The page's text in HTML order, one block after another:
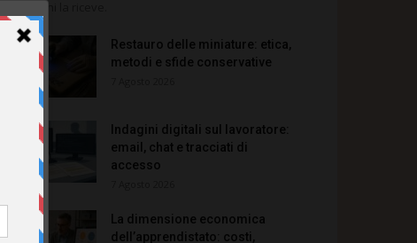
Restauro delle miniature: etica,
metodi e sfide conservative
Indagini digitali sul lavoratore:
email, chat e tracciati di
accesso
La dimensione economica
dell’apprendistato: costi,